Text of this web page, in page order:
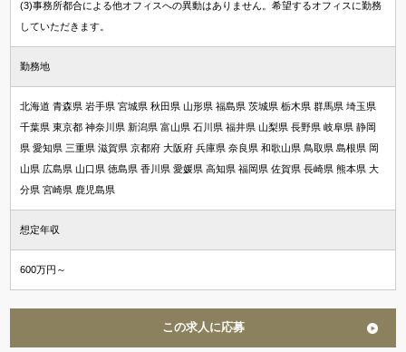
(3)事務所都合による他オフィスへの異動はありません。希望するオフィスに勤務
していただきます。
勤務地
北海道 青森県 岩手県 宮城県 秋田県 山形県 福島県 茨城県 栃木県 群馬県 埼玉県
千葉県 東京都 神奈川県 新潟県 富山県 石川県 福井県 山梨県 長野県 岐阜県 静岡
県 愛知県 三重県 滋賀県 京都府 大阪府 兵庫県 奈良県 和歌山県 鳥取県 島根県 岡
山県 広島県 山口県 徳島県 香川県 愛媛県 高知県 福岡県 佐賀県 長崎県 熊本県 大
分県 宮崎県 鹿児島県
想定年収
600万円～
この求人に応募